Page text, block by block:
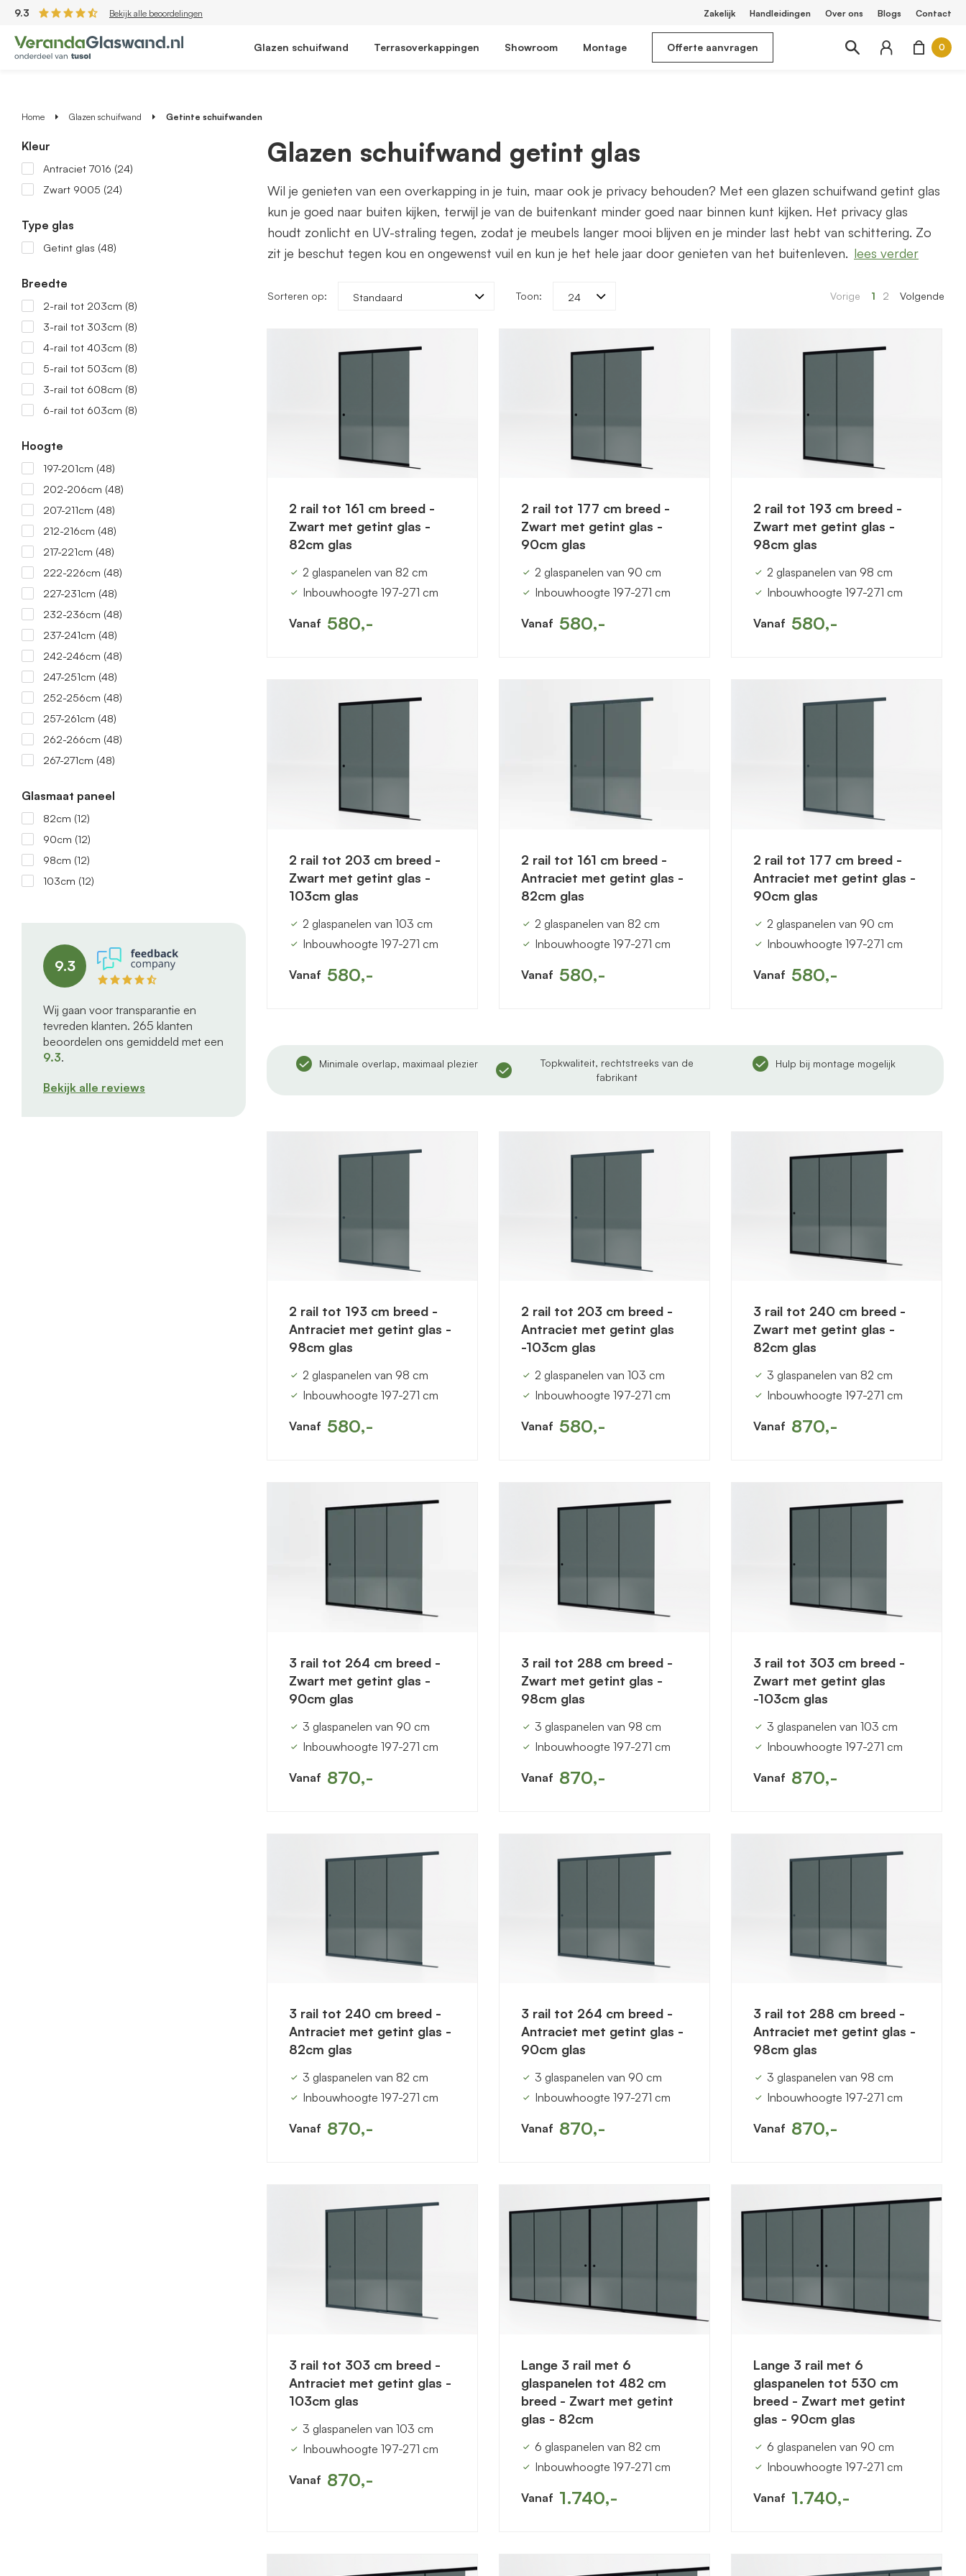
9.3 Bekijk alle beoordelingen Zakelijk Handleidingen Over ons Blogs Contact
Glazen schuifwand Terrasoverkappingen Showroom Montage Offerte aanvragen 0
Home Glazen schuifwand Getinte schuifwanden
Kleur
Antraciet 7016 (24)
Zwart 9005 (24)
Type glas
Getint glas (48)
Breedte
2-rail tot 203cm (8)
3-rail tot 303cm (8)
4-rail tot 403cm (8)
5-rail tot 503cm (8)
3-rail tot 608cm (8)
6-rail tot 603cm (8)
Hoogte
197-201cm (48)
202-206cm (48)
207-211cm (48)
212-216cm (48)
217-221cm (48)
222-226cm (48)
227-231cm (48)
232-236cm (48)
237-241cm (48)
242-246cm (48)
247-251cm (48)
252-256cm (48)
257-261cm (48)
262-266cm (48)
267-271cm (48)
Glasmaat paneel
82cm (12)
90cm (12)
98cm (12)
103cm (12)
9.3
Wij gaan voor transparantie en
tevreden klanten. 265 klanten
beoordelen ons gemiddeld met een
9.3.
Bekijk alle reviews
Glazen schuifwand getint glas
Wil je genieten van een overkapping in je tuin, maar ook je privacy behouden? Met een glazen schuifwand getint glas
kun je goed naar buiten kijken, terwijl je van de buitenkant minder goed naar binnen kunt kijken. Het privacy glas
houdt zonlicht en UV-straling tegen, zodat je meubels langer mooi blijven en je minder last hebt van schittering. Zo
zit je beschut tegen kou en ongewenst vuil en kun je het hele jaar door genieten van het buitenleven. lees verder
Sorteren op: Standaard Toon: 24 Vorige 1 2 Volgende
2 rail tot 161 cm breed -
Zwart met getint glas -
82cm glas
2 glaspanelen van 82 cm
Inbouwhoogte 197-271 cm
Vanaf 580,-
2 rail tot 177 cm breed -
Zwart met getint glas -
90cm glas
2 glaspanelen van 90 cm
Inbouwhoogte 197-271 cm
Vanaf 580,-
2 rail tot 193 cm breed -
Zwart met getint glas -
98cm glas
2 glaspanelen van 98 cm
Inbouwhoogte 197-271 cm
Vanaf 580,-
2 rail tot 203 cm breed -
Zwart met getint glas -
103cm glas
2 glaspanelen van 103 cm
Inbouwhoogte 197-271 cm
Vanaf 580,-
2 rail tot 161 cm breed -
Antraciet met getint glas -
82cm glas
2 glaspanelen van 82 cm
Inbouwhoogte 197-271 cm
Vanaf 580,-
2 rail tot 177 cm breed -
Antraciet met getint glas -
90cm glas
2 glaspanelen van 90 cm
Inbouwhoogte 197-271 cm
Vanaf 580,-
2 rail tot 193 cm breed -
Antraciet met getint glas -
98cm glas
2 glaspanelen van 98 cm
Inbouwhoogte 197-271 cm
Vanaf 580,-
2 rail tot 203 cm breed -
Antraciet met getint glas
-103cm glas
2 glaspanelen van 103 cm
Inbouwhoogte 197-271 cm
Vanaf 580,-
3 rail tot 240 cm breed -
Zwart met getint glas -
82cm glas
3 glaspanelen van 82 cm
Inbouwhoogte 197-271 cm
Vanaf 870,-
3 rail tot 264 cm breed -
Zwart met getint glas -
90cm glas
3 glaspanelen van 90 cm
Inbouwhoogte 197-271 cm
Vanaf 870,-
3 rail tot 288 cm breed -
Zwart met getint glas -
98cm glas
3 glaspanelen van 98 cm
Inbouwhoogte 197-271 cm
Vanaf 870,-
3 rail tot 303 cm breed -
Zwart met getint glas
-103cm glas
3 glaspanelen van 103 cm
Inbouwhoogte 197-271 cm
Vanaf 870,-
3 rail tot 240 cm breed -
Antraciet met getint glas -
82cm glas
3 glaspanelen van 82 cm
Inbouwhoogte 197-271 cm
Vanaf 870,-
3 rail tot 264 cm breed -
Antraciet met getint glas -
90cm glas
3 glaspanelen van 90 cm
Inbouwhoogte 197-271 cm
Vanaf 870,-
3 rail tot 288 cm breed -
Antraciet met getint glas -
98cm glas
3 glaspanelen van 98 cm
Inbouwhoogte 197-271 cm
Vanaf 870,-
3 rail tot 303 cm breed -
Antraciet met getint glas -
103cm glas
3 glaspanelen van 103 cm
Inbouwhoogte 197-271 cm
Vanaf 870,-
Lange 3 rail met 6
glaspanelen tot 482 cm
breed - Zwart met getint
glas - 82cm
6 glaspanelen van 82 cm
Inbouwhoogte 197-271 cm
Vanaf 1.740,-
Lange 3 rail met 6
glaspanelen tot 530 cm
breed - Zwart met getint
glas - 90cm glas
6 glaspanelen van 90 cm
Inbouwhoogte 197-271 cm
Vanaf 1.740,-
Minimale overlap, maximaal plezier
Topkwaliteit, rechtstreeks van de
fabrikant
Hulp bij montage mogelijk